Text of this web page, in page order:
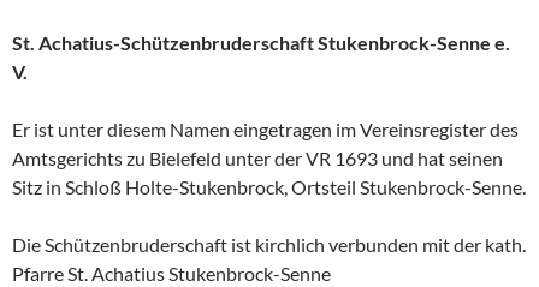
St. Achatius-Schützenbruderschaft Stukenbrock-Senne e.
V.
Er ist unter diesem Namen eingetragen im Vereinsregister des
Amtsgerichts zu Bielefeld unter der VR 1693 und hat seinen
Sitz in Schloß Holte-Stukenbrock, Ortsteil Stukenbrock-Senne.
Die Schützenbruderschaft ist kirchlich verbunden mit der kath.
Pfarre St. Achatius Stukenbrock-Senne